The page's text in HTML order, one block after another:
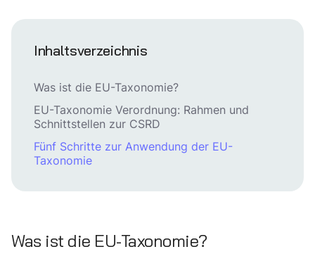
Inhaltsverzeichnis
Was ist die EU-Taxonomie?
EU-Taxonomie Verordnung: Rahmen und
Schnittstellen zur CSRD
Fünf Schritte zur Anwendung der EU-
Taxonomie
Was ist die EU-Taxonomie?